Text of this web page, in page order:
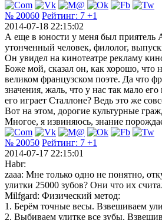
№ 20060 Рейтинг: 7 +1
2014-07-18 22:15:02
А еще в юности у меня был приятель
утонченный человек, филолог,
Он увидел на кинотеатре рекламу
Боже мой, сказал он, как хорошо, что
великом французском поэте. Да что
значения, жаль, что у нас так мало
его играет Сталлоне? Ведь это же
Вот на этом, дорогие культурные
Многое, я извиняюсь, знание
№ 20050 Рейтинг: 7 +1
2014-07-17 22:15:01
Habr:
zaaa: Мне только одно не понятно,
улитки 25000 зубов? Они что их
Milfgard: Физический метод:
1. Берём точные весы. Взвешиваем
2. Выбиваем улитке все зубы.